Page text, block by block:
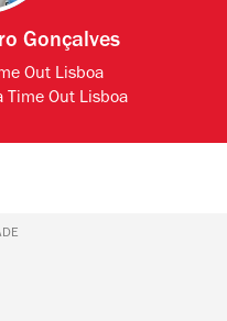
Gonçalves
Out Lisboa
Time Out Lisboa